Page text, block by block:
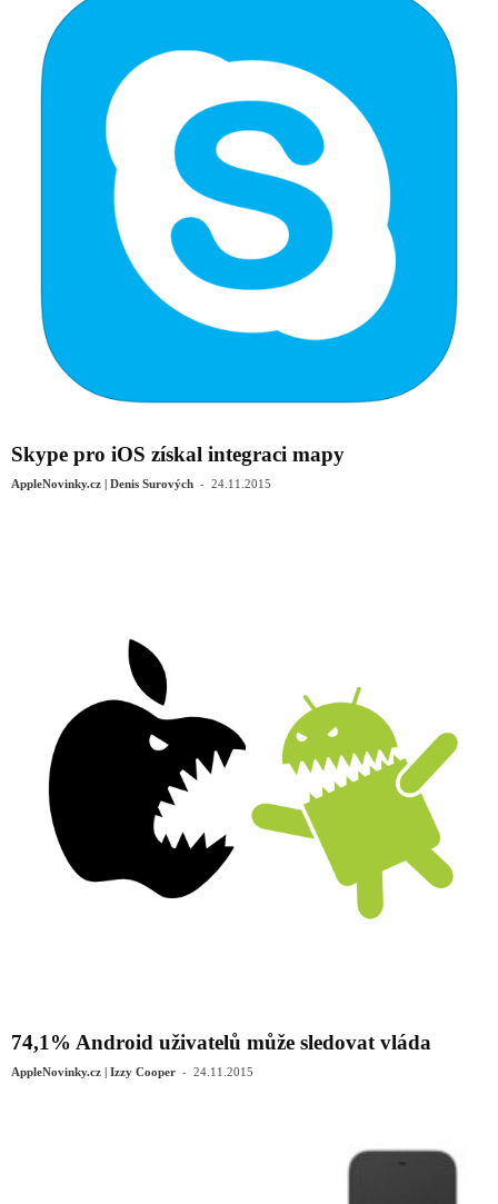
Skype pro iOS získal integraci mapy
AppleNovinky.cz | Denis Surových - 24.11.2015
74,1% Android uživatelů může sledovat vláda
AppleNovinky.cz | Izzy Cooper - 24.11.2015